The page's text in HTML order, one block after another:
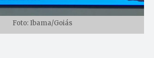
Foto: Ibama/Goiás